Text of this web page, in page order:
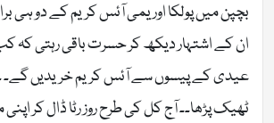
بچپن میں پولکا اور یمی آئس کریم کے دو ہی
ان کے اشتہار دیکھ کر حسرت باقی رہتی کہ
عیدی کے پیسوں سے آئس کریم خریدیں گے۔
ٹھیک پڑھا۔۔ آج کل کی طرح روز رٹا ڈال کر